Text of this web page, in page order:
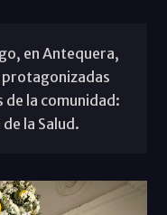
en Antequera,
protagonizadas
de la comunidad:
la Salud.